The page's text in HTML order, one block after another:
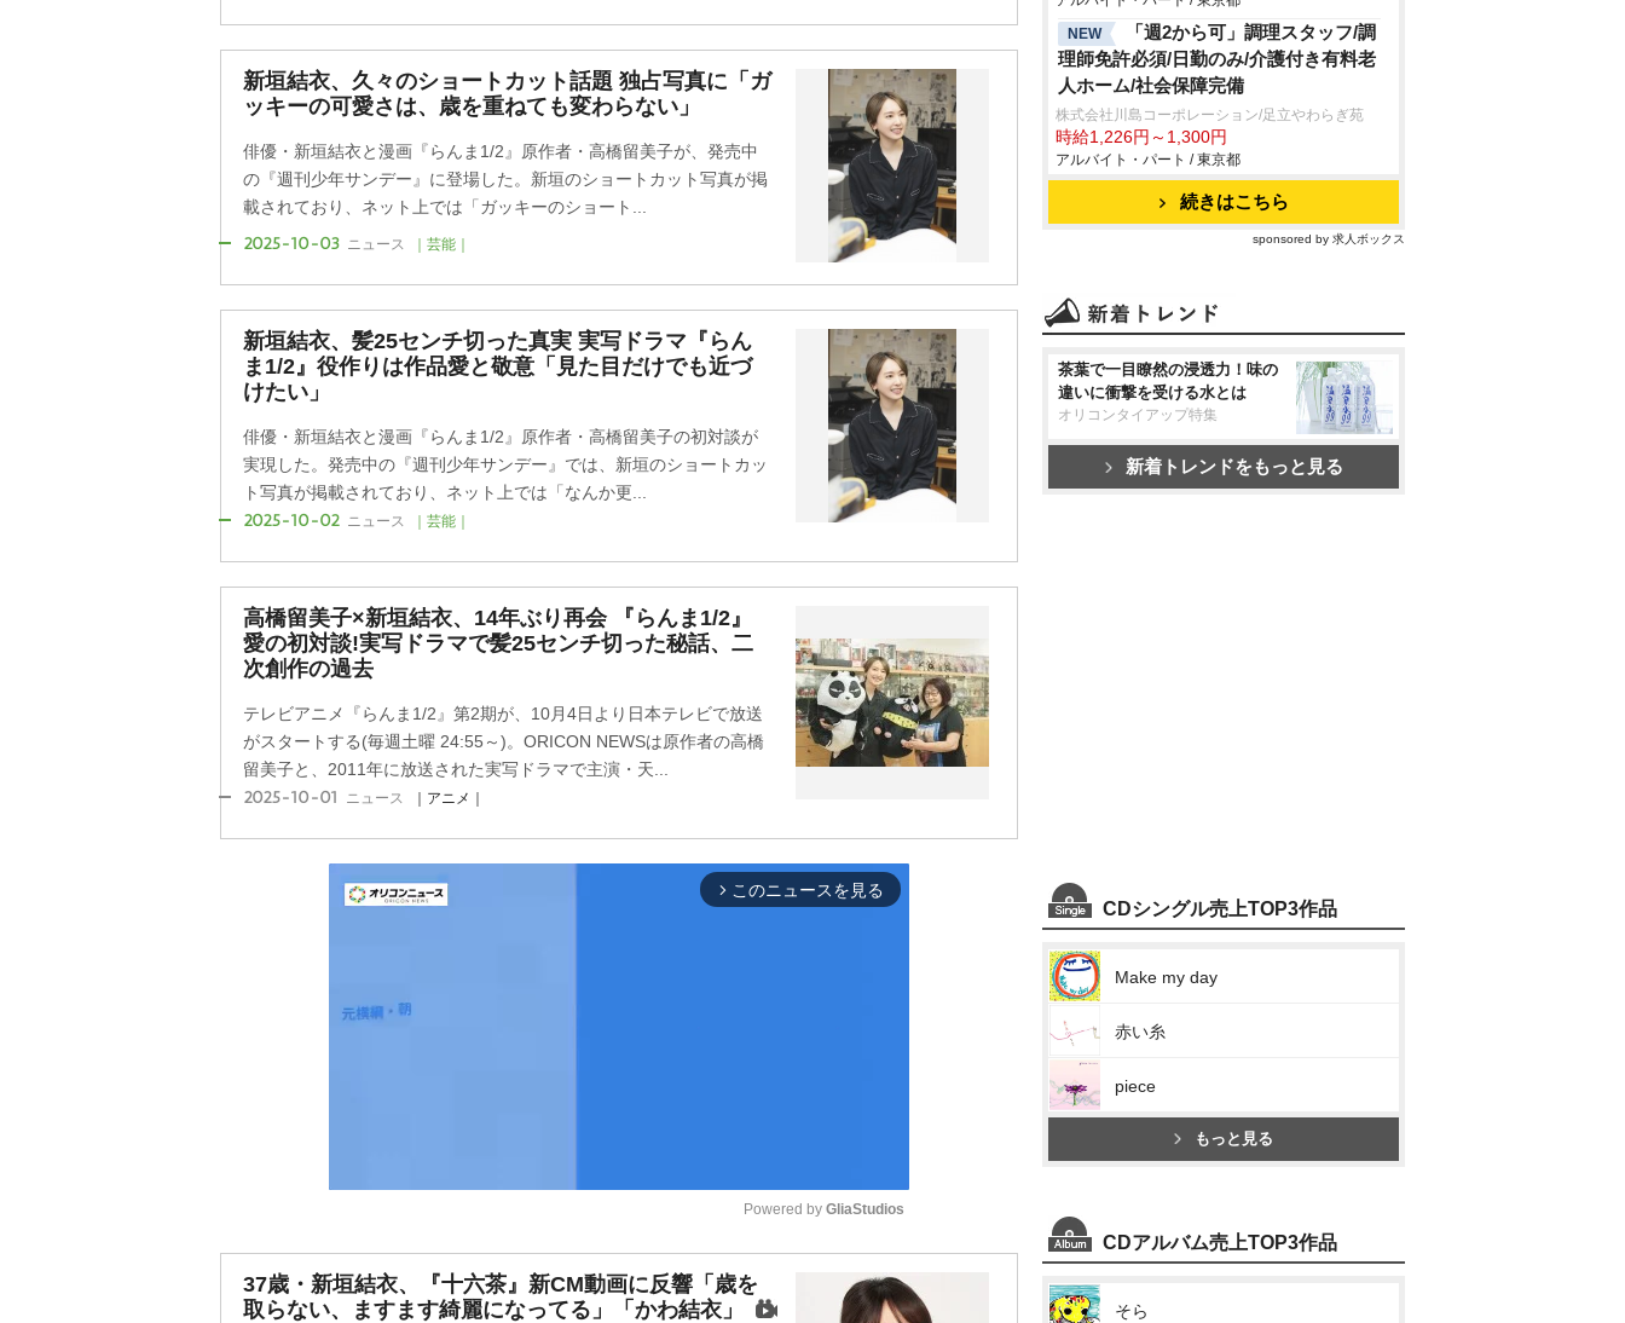
新垣結衣、久々のショートカット話題 独占写真に「ガ
ッキーの可愛さは、歳を重ねても変わらない」
俳優・新垣結衣と漫画『らんま1/2』原作者・高橋留美子が、発売中
の『週刊少年サンデー』に登場した。新垣のショートカット写真が掲
載されており、ネット上では「ガッキーのショート...
2025-10-03 ニュース ｜芸能｜
新垣結衣、髪25センチ切った真実 実写ドラマ『らん
ま1/2』役作りは作品愛と敬意「見た目だけでも近づ
けたい」
俳優・新垣結衣と漫画『らんま1/2』原作者・高橋留美子の初対談が
実現した。発売中の『週刊少年サンデー』では、新垣のショートカッ
ト写真が掲載されており、ネット上では「なんか更...
2025-10-02 ニュース ｜芸能｜
高橋留美子×新垣結衣、14年ぶり再会 『らんま1/2』
愛の初対談!実写ドラマで髪25センチ切った秘話、二
次創作の過去
テレビアニメ『らんま1/2』第2期が、10月4日より日本テレビで放送
がスタートする(毎週土曜 24:55～)。ORICON NEWSは原作者の高橋
留美子と、2011年に放送された実写ドラマで主演・天...
2025-10-01 ニュース ｜アニメ｜
arrow_forward_ios このニュースを見る
Powered by GliaStudios
37歳・新垣結衣、『十六茶』新CM動画に反響「歳を
取らない、ますます綺麗になってる」「かわ結衣」
NEW
「週2から可」調理スタッフ/調
理師免許必須/日勤のみ/介護付き有料老
人ホーム/社会保障完備
株式会社川島コーポレーション/足立やわらぎ苑
時給1,226円～1,300円
アルバイト・パート / 東京都
続きはこちら
sponsored by 求人ボックス
茶葉で一目瞭然の浸透力！味の
違いに衝撃を受ける水とは
オリコンタイアップ特集
新着トレンドをもっと見る
CDシングル売上TOP3作品
Make my day
赤い糸
piece
もっと見る
CDアルバム売上TOP3作品
そら